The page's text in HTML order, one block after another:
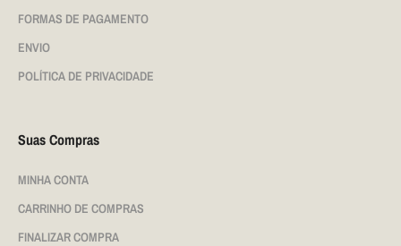
FORMAS DE PAGAMENTO
ENVIO
POLÍTICA DE PRIVACIDADE
Suas Compras
MINHA CONTA
CARRINHO DE COMPRAS
FINALIZAR COMPRA